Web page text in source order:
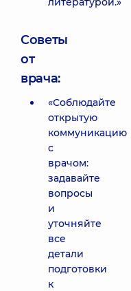
Советы
от
врача:
«Соблюдайте
открытую
коммуникацию
с
врачом:
задавайте
вопросы
и
уточняйте
все
детали
подготовки
к